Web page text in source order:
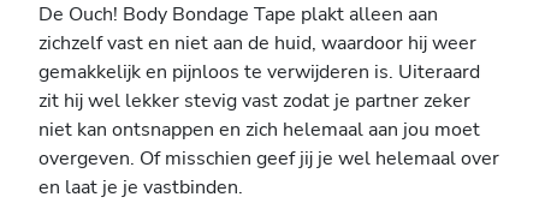
De Ouch! Body Bondage Tape plakt alleen aan
zichzelf vast en niet aan de huid, waardoor hij weer
gemakkelijk en pijnloos te verwijderen is. Uiteraard
zit hij wel lekker stevig vast zodat je partner zeker
niet kan ontsnappen en zich helemaal aan jou moet
overgeven. Of misschien geef jij je wel helemaal over
en laat je je vastbinden.